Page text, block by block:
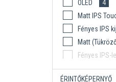
OLED
4
Matt IPS
Fényes IPS
Matt
Fényes IPS-
Matt
ÉRINTŐKÉPERNYŐ